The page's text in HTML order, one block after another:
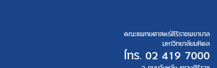
คณะแพทยศาสตร์ศิริราชพยาบาล
มหาวิทยาลัยมหิดล
โทร. 02 419 7000